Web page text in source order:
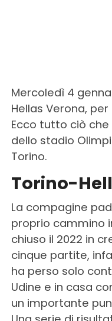
Mercoledì 4
Hellas Verona,
Ecco tutto ciò
dello stadio
Torino.
Torino-
La compagine
proprio cammino
chiuso il 2022 in
cinque partite,
ha perso solo
Udine e in casa
un importante